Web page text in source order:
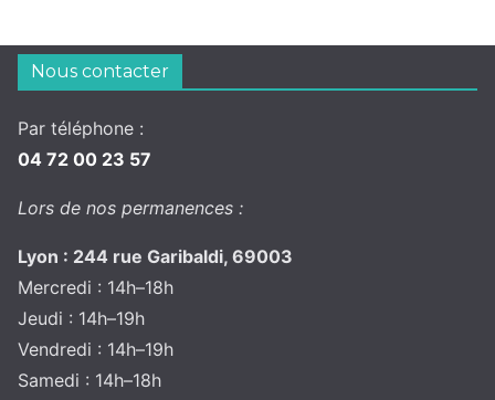
Nous contacter
Par téléphone :
04 72 00 23 57
Lors de nos permanences :
Lyon : 244 rue Garibaldi, 69003
Mercredi : 14h–18h
Jeudi : 14h–19h
Vendredi : 14h–19h
Samedi : 14h–18h